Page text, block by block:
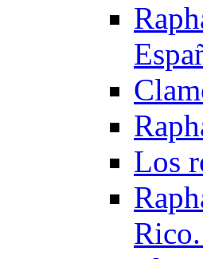
Los